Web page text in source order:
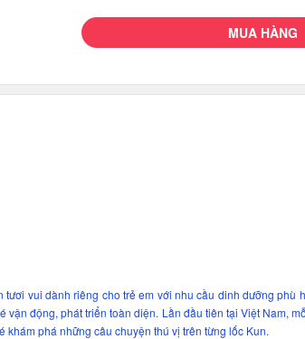
MUA HÀNG
vui dành riêng cho trẻ em với nhu cầu dinh dưỡng phù
động, phát triển toàn diện. Lần đầu tiên tại Việt Nam,
khám phá những câu chuyện thú vị trên từng lốc Kun.